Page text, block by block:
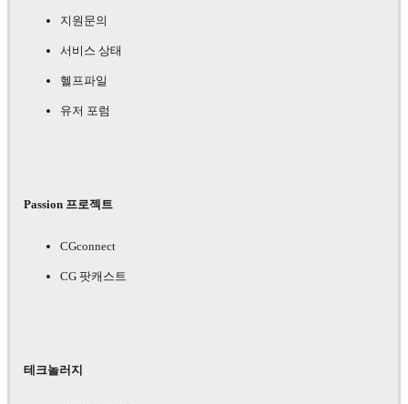
지원문의
서비스 상태
헬프파일
유저 포럼
Passion 프로젝트
CGconnect
CG 팟캐스트
테크놀러지